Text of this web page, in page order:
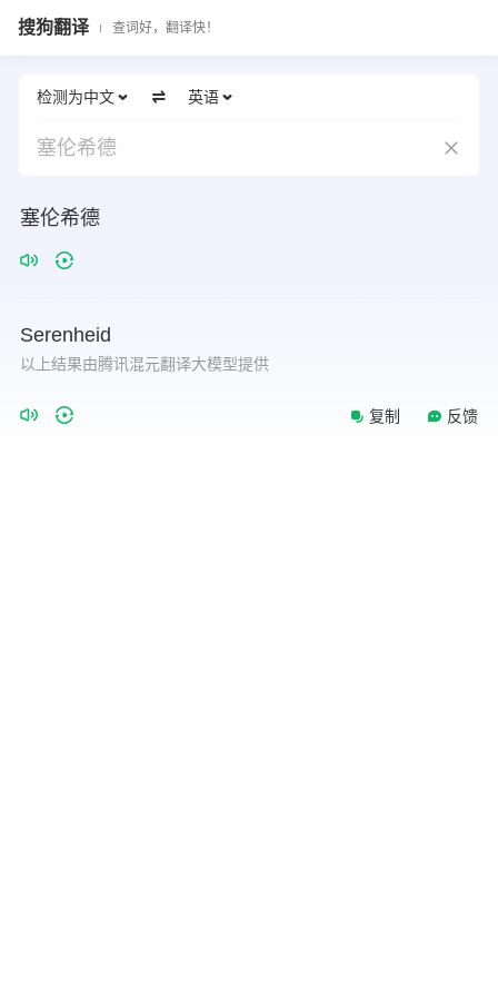
搜狗翻译 查词好，翻译快！
检测为中文 英语
塞伦希德
塞伦希德
Serenheid
以上结果由腾讯混元翻译大模型提供
复制 反馈